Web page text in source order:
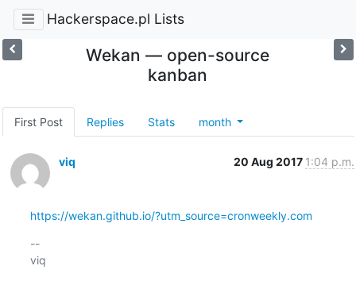
Hackerspace.pl Lists
Wekan — open-source
kanban
First Post Replies Stats month
viq 20 Aug 2017 1:04 p.m.
https://wekan.github.io/?utm_source=cronweekly.com
--
viq